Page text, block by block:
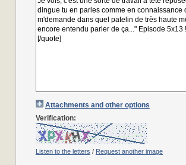
Attachments and other options
Verification:
Listen to the letters / Request another image